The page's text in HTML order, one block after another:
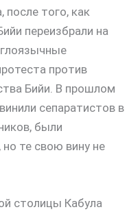
того, как
переизбрали на
против
Бийи. В прошлом
сепаратистов в
были
те свою вину не
столицы Кабула